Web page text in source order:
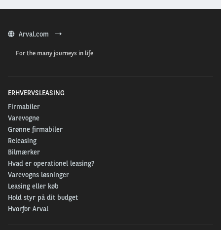
Arval.com
For the many journeys in life
ERHVERVSLEASING
Firmabiler
Varevogne
Grønne firmabiler
Releasing
Bilmærker
Hvad er operationel leasing?
Varevogns løsninger
Leasing eller køb
Hold styr på dit budget
Hvorfor Arval